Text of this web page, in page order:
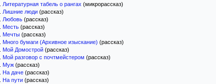
Литературная табель о рангах (микрорассказ)
Лишние люди (рассказ)
Любовь (рассказ)
Месть (рассказ)
Мечты (рассказ)
Много бумаги (Архивное изыскание) (рассказ)
Мой Домострой (рассказ)
Мой разговор с почтмейстером (рассказ)
Муж (рассказ)
На даче (рассказ)
На пути (рассказ)